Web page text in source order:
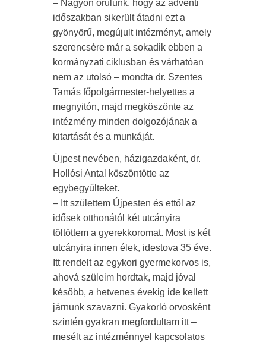
– Nagyon örülünk, hogy az adventi
időszakban sikerült átadni ezt a
gyönyörű, megújult intézményt, amely
szerencsére már a sokadik ebben a
kormányzati ciklusban és várhatóan
nem az utolsó – mondta dr. Szentes
Tamás főpolgármester-helyettes a
megnyitón, majd megköszönte az
intézmény minden dolgozójának a
kitartását és a munkáját.
Újpest nevében, házigazdaként, dr.
Hollósi Antal köszöntötte az
egybegyűlteket.
– Itt születtem Újpesten és ettől az
idősek otthonától két utcányira
töltöttem a gyerekkoromat. Most is két
utcányira innen élek, idestova 35 éve.
Itt rendelt az egykori gyermekorvos is,
ahová szüleim hordtak, majd jóval
később, a hetvenes évekig ide kellett
járnunk szavazni. Gyakorló orvosként
szintén gyakran megfordultam itt –
mesélt az intézménnyel kapcsolatos